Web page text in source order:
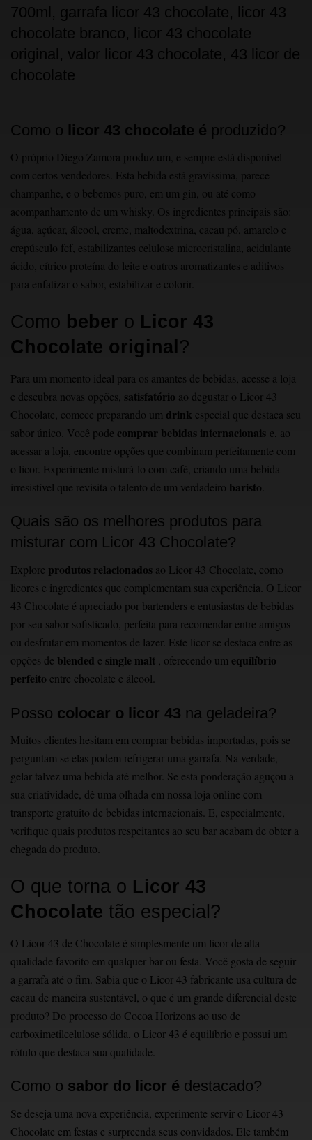
Como o licor 43 chocolate é produzido?
O próprio Diego Zamora produz um, e sempre está disponível
com certos vendedores. Esta bebida está gravíssima, parece
champanhe, e o bebemos puro, em um gin, ou até como
acompanhamento de um whisky. Os ingredientes principais são:
água, açúcar, álcool, creme, maltodextrina, cacau pó, amarelo e
crepúsculo fcf, estabilizantes celulose microcristalina, acidulante
ácido, cítrico proteína do leite e outros aromatizantes e aditivos
para enfatizar o sabor, estabilizar e colorir.
Como beber o Licor 43
Chocolate original?
Para um momento ideal para os amantes de bebidas, acesse a loja
e descubra novas opções, satisfatório ao degustar o Licor 43
Chocolate, comece preparando um drink especial que destaca seu
sabor único. Você pode comprar bebidas internacionais e, ao
acessar a loja, encontre opções que combinam perfeitamente com
o licor. Experimente misturá-lo com café, criando uma bebida
irresistível que revisita o talento de um verdadeiro baristo
Quais são os melhores produtos para
misturar com Licor 43 Chocolate?
Explore produtos relacionados ao Licor 43 Chocolate, como
licores e ingredientes que complementam sua experiência. O Licor
43 Chocolate é apreciado por bartenders e entusiastas de bebidas
por seu sabor sofisticado, perfeita para recomendar entre amigos
ou desfrutar em momentos de lazer. Este licor se destaca entre as
opções de blended e single malt , oferecendo um equilíbrio
perfeito entre chocolate e álcool.
Posso colocar o licor 43 na geladeira?
Muitos clientes hesitam em comprar bebidas importadas, pois se
perguntam se elas podem refrigerar uma garrafa. Na verdade,
gelar talvez uma bebida até melhor. Se esta ponderação aguçou a
sua criatividade, dê uma olhada em nossa loja online com
transporte gratuito de bebidas internacionais. E, especialmente,
verifique quais produtos respeitantes ao seu bar acabam de obter a
chegada do produto.
O que torna o Licor 43
Chocolate tão especial?
O Licor 43 de Chocolate é simplesmente um licor de alta
qualidade favorito em qualquer bar ou festa. Você gosta de seguir
a garrafa até o fim. Sabia que o Licor 43 fabricante usa cultura de
cacau de maneira sustentável, o que é um grande diferencial deste
produto? Do processo do Cocoa Horizons ao uso de
carboximetilcelulose sólida, o Licor 43 é equilíbrio e possui um
rótulo que destaca sua qualidade.
Como o sabor do licor é destacado?
Se deseja uma nova experiência, experimente servir o Licor 43
Chocolate em festas e surpreenda seus convidados. Ele também